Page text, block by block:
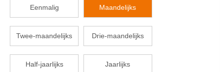
Eenmalig Maandelijks
Twee-maandelijks Drie-maandelijks
Half-jaarlijks Jaarlijks